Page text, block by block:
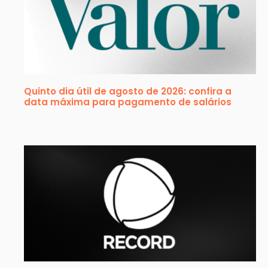
Quinto dia útil de agosto de 2026: confira a
data máxima para pagamento de salários